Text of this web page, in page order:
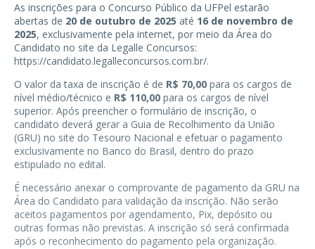
As inscrições para o Concurso Público da UFPel estarão
abertas de 20 de outubro de 2025 até 16 de novembro de
2025, exclusivamente pela internet, por meio da Área do
Candidato no site da Legalle Concursos:
https://candidato.legalleconcursos.com.br/.
O valor da taxa de inscrição é de R$ 70,00 para os cargos de
nível médio/técnico e R$ 110,00 para os cargos de nível
superior. Após preencher o formulário de inscrição, o
candidato deverá gerar a Guia de Recolhimento da União
(GRU) no site do Tesouro Nacional e efetuar o pagamento
exclusivamente no Banco do Brasil, dentro do prazo
estipulado no edital.
É necessário anexar o comprovante de pagamento da GRU na
Área do Candidato para validação da inscrição. Não serão
aceitos pagamentos por agendamento, Pix, depósito ou
outras formas não previstas. A inscrição só será confirmada
após o reconhecimento do pagamento pela organização.